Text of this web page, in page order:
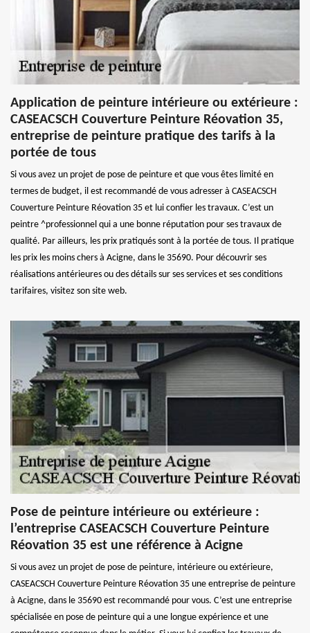
Application de peinture intérieure ou extérieure :
CASEACSCH Couverture Peinture Réovation 35,
entreprise de peinture pratique des tarifs à la
portée de tous
Si vous avez un projet de pose de peinture et que vous êtes limité en
termes de budget, il est recommandé de vous adresser à CASEACSCH
Couverture Peinture Réovation 35 et lui confier les travaux. C’est un
peintre ^professionnel qui a une bonne réputation pour ses travaux de
qualité. Par ailleurs, les prix pratiqués sont à la portée de tous. Il pratique
les prix les moins chers à Acigne, dans le 35690. Pour découvrir ses
réalisations antérieures ou des détails sur ses services et ses conditions
tarifaires, visitez son site web.
Pose de peinture intérieure ou extérieure :
l’entreprise CASEACSCH Couverture Peinture
Réovation 35 est une référence à Acigne
Si vous avez un projet de pose de peinture, intérieure ou extérieure,
CASEACSCH Couverture Peinture Réovation 35 une entreprise de peinture
à Acigne, dans le 35690 est recommandé pour vous. C’est une entreprise
spécialisée en pose de peinture qui a une longue expérience et une